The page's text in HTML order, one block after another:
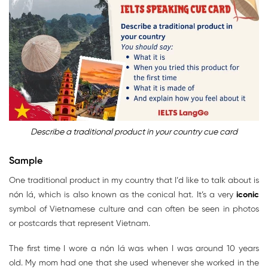
Describe a traditional product in your country cue card
Sample
One traditional product in my country that I’d like to talk about is
nón lá, which is also known as the conical hat. It’s a very iconic
symbol of Vietnamese culture and can often be seen in photos
or postcards that represent Vietnam.
The first time I wore a nón lá was when I was around 10 years
old. My mom had one that she used whenever she worked in the